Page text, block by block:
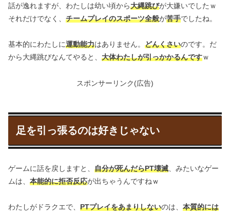
話が逸れますが、わたしは幼い頃から大縄跳びが大嫌いでしたｗ
それだけでなく、 チームプレイのスポーツ全般が苦手でしたね。
基本的にわたしに運動能力はありません。 どんくさいのです。だ
から大縄跳びなんてやると、 大体わたしが引っかかるんですｗ
スポンサーリンク(広告)
足を引っ張るのは好きじゃない
ゲームに話を戻しますと、 自分が死んだらPT壊滅 、みたいなゲー
ムは、 本能的に拒否反応が出ちゃうんですねｗ
わたしがドラクエで、 PTプレイをあまりしないのは、 本質的には